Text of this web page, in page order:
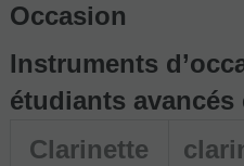
Occasion
Instruments
étudiants
Clarinette